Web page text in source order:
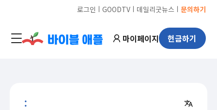
로그인 ㅣ GOODTVㅣ 데일리굿뉴스 ㅣ 문의하기
마이페이지 헌금하기
: